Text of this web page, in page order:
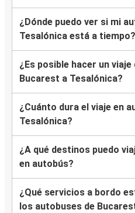
¿Dónde puedo ver si mi
Tesalónica está a tiempo?
¿Es posible hacer un
Bucarest a Tesalónica?
¿Cuánto dura el viaje en
Tesalónica?
¿A qué destinos puedo
en autobús?
¿Qué servicios a bordo
los autobuses de